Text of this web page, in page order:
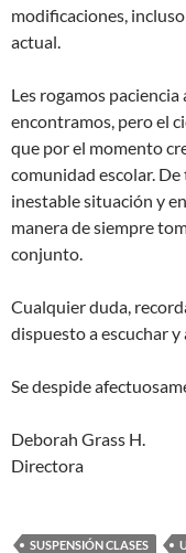
modificaciones,
actual.
Les rogamos
encontramos, pero el
que por el momento
comunidad escolar.
inestable situación y
manera de siempre
conjunto.
Cualquier duda,
dispuesto a escuchar
Se despide
Deborah Grass H.
Directora
SUSPENSIÓN CLASES